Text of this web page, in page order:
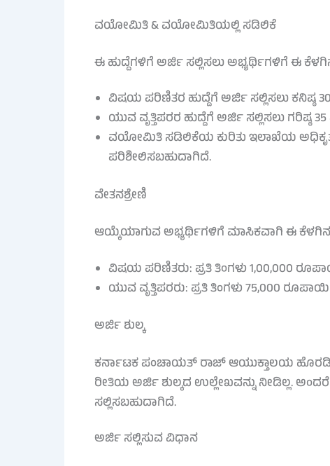
ವಯೋಮಿತಿ & ವಯೋಮಿತಿಯಲ್ಲಿ ಸಡಿಲಿಕೆ
ಈ ಹುದ್ದೆಗಳಿಗೆ ಅರ್ಜಿ ಸಲ್ಲಿಸಲು ಅಭ್ಯರ್ಥಿಗಳಿಗೆ ಈ
ವಿಷಯ ಪರಿಣಿತರ ಹುದ್ದೆಗೆ ಅರ್ಜಿ ಸಲ್ಲಿಸಲು
ಯುವ ವೃತ್ತಿಪರರ ಹುದ್ದೆಗೆ ಅರ್ಜಿ ಸಲ್ಲಿಸಲು
ವಯೋಮಿತಿ ಸಡಿಲಿಕೆಯ ಕುರಿತು ಇಲಾಖೆಯ
ಪರಿಶೀಲಿಸಬಹುದಾಗಿದೆ.
ವೇತನಶ್ರೇಣಿ
ಆಯ್ಕೆಯಾಗುವ ಅಭ್ಯರ್ಥಿಗಳಿಗೆ ಮಾಸಿಕವಾಗಿ ಈ
ವಿಷಯ ಪರಿಣಿತರು: ಪ್ರತಿ ತಿಂಗಳು 1,00,000
ಯುವ ವೃತ್ತಿಪರರು: ಪ್ರತಿ ತಿಂಗಳು 75,000
ಅರ್ಜಿ ಶುಲ್ಕ
ಕರ್ನಾಟಕ ಪಂಚಾಯತ್ ರಾಜ್ ಆಯುಕ್ತಾಲಯ
ರೀತಿಯ ಅರ್ಜಿ ಶುಲ್ಕದ ಉಲ್ಲೇಖವನ್ನು ನೀಡಿಲ್ಲ.
ಸಲ್ಲಿಸಬಹುದಾಗಿದೆ.
ಅರ್ಜಿ ಸಲ್ಲಿಸುವ ವಿಧಾನ